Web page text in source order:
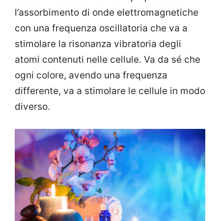
l’assorbimento di onde elettromagnetiche
con una frequenza oscillatoria che va a
stimolare la risonanza vibratoria degli
atomi contenuti nelle cellule. Va da sé che
ogni colore, avendo una frequenza
differente, va a stimolare le cellule in modo
diverso.